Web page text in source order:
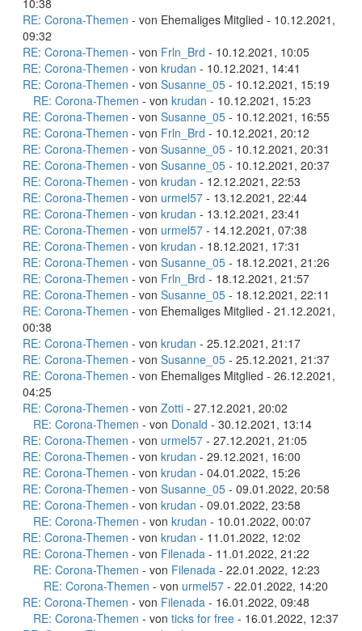
10:38
RE: Corona-Themen - von Ehemaliges Mitglied - 10.12.2021,
09:32
RE: Corona-Themen - von Frln_Brd - 10.12.2021, 10:05
RE: Corona-Themen - von krudan - 10.12.2021, 14:41
RE: Corona-Themen - von Susanne_05 - 10.12.2021, 15:19
RE: Corona-Themen - von krudan - 10.12.2021, 15:23
RE: Corona-Themen - von Susanne_05 - 10.12.2021, 16:55
RE: Corona-Themen - von Frln_Brd - 10.12.2021, 20:12
RE: Corona-Themen - von Susanne_05 - 10.12.2021, 20:31
RE: Corona-Themen - von Susanne_05 - 10.12.2021, 20:37
RE: Corona-Themen - von krudan - 12.12.2021, 22:53
RE: Corona-Themen - von urmel57 - 13.12.2021, 22:44
RE: Corona-Themen - von krudan - 13.12.2021, 23:41
RE: Corona-Themen - von urmel57 - 14.12.2021, 07:38
RE: Corona-Themen - von krudan - 18.12.2021, 17:31
RE: Corona-Themen - von Susanne_05 - 18.12.2021, 21:26
RE: Corona-Themen - von Frln_Brd - 18.12.2021, 21:57
RE: Corona-Themen - von Susanne_05 - 18.12.2021, 22:11
RE: Corona-Themen - von Ehemaliges Mitglied - 21.12.2021,
00:38
RE: Corona-Themen - von krudan - 25.12.2021, 21:17
RE: Corona-Themen - von Susanne_05 - 25.12.2021, 21:37
RE: Corona-Themen - von Ehemaliges Mitglied - 26.12.2021,
04:25
RE: Corona-Themen - von Zotti - 27.12.2021, 20:02
RE: Corona-Themen - von Donald - 30.12.2021, 13:14
RE: Corona-Themen - von urmel57 - 27.12.2021, 21:05
RE: Corona-Themen - von krudan - 29.12.2021, 16:00
RE: Corona-Themen - von krudan - 04.01.2022, 15:26
RE: Corona-Themen - von Susanne_05 - 09.01.2022, 20:58
RE: Corona-Themen - von krudan - 09.01.2022, 23:58
RE: Corona-Themen - von krudan - 10.01.2022, 00:07
RE: Corona-Themen - von krudan - 11.01.2022, 12:02
RE: Corona-Themen - von Filenada - 11.01.2022, 21:22
RE: Corona-Themen - von Filenada - 22.01.2022, 12:23
RE: Corona-Themen - von urmel57 - 22.01.2022, 14:20
RE: Corona-Themen - von Filenada - 16.01.2022, 09:48
RE: Corona-Themen - von ticks for free - 16.01.2022, 12:37